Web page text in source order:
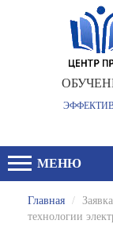
МЕНЮ
Главная /
технологии